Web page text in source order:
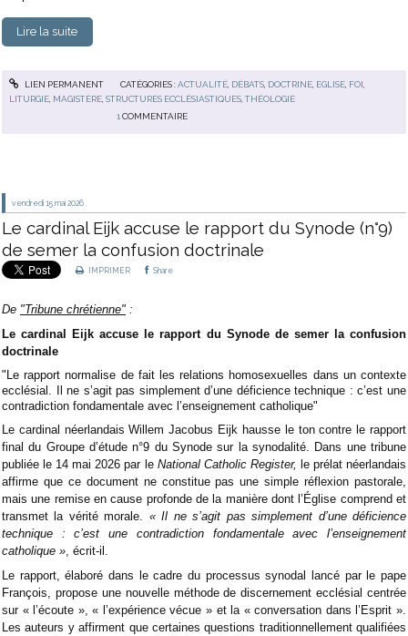
Lire la suite
LIEN PERMANENT CATÉGORIES :ACTUALITÉ, DÉBATS, DOCTRINE, EGLISE, FOI
LITURGIE MAGISTÈRE ,STRUCTURES ECCLÉSIASTIQUES ,THÉOLOGIE
1 COMMENTAIRE
vendredi 15 mai 2026
Le cardinal Eijk accuse le rapport du Synode (n°9)
de semer la confusion doctrinale
IMPRIMER Share
De "Tribune chrétienne" :
Le cardinal Eijk accuse le rapport du Synode de semer la confusion
doctrinale
"Le rapport normalise de fait les relations homosexuelles dans un contexte
ecclésial. Il ne s’agit pas simplement d’une déficience technique : c’est une
contradiction fondamentale avec l’enseignement catholique"
Le cardinal néerlandais Willem Jacobus Eijk hausse le ton contre le rapport
final du Groupe d’étude n°9 du Synode sur la synodalité. Dans une tribune
publiée le 14 mai 2026 par le National Catholic Register, le prélat néerlandais
affirme que ce document ne constitue pas une simple réflexion pastorale,
mais une remise en cause profonde de la manière dont l’Église comprend et
transmet la vérité morale. « Il ne s’agit pas simplement d’une déficience
technique : c’est une contradiction fondamentale avec l’enseignement
catholique » , écrit-il.
Le rapport, élaboré dans le cadre du processus synodal lancé par le pape
François, propose une nouvelle méthode de discernement ecclésial centrée
sur « l’écoute », « l’expérience vécue » et la « conversation dans l’Esprit ».
Les auteurs y affirment que certaines questions traditionnellement qualifiées